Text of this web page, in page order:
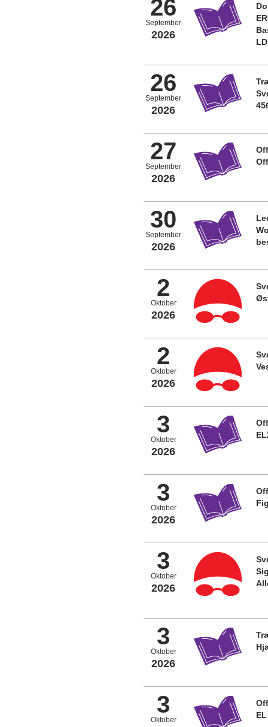
26
September
2026
26
September
2026
27
September
2026
30
September
2026
2
Oktober
2026
2
Oktober
2026
3
Oktober
2026
3
Oktober
2026
3
Oktober
2026
3
Oktober
2026
3
Oktober